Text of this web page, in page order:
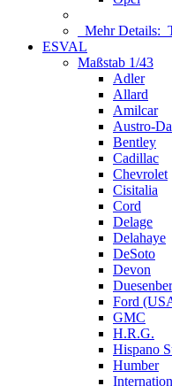
Mehr Details:
ESVAL
Maßstab 1/43
Adler
Allard
Amilcar
Austro-
Bentley
Cadillac
Chevrolet
Cisitalia
Cord
Delage
Delahaye
DeSoto
Devon
Ford
GMC
H.R.G.
Hispano
Humber